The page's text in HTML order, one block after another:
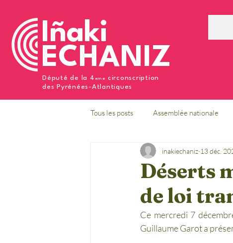
Iñaki
ECHANIZ
Député de la 4 eme
circonscription
des Pyrénées-Atlantiques
Tous les posts Assemblée nationale
Déserts
de loi
inakiechaniz 13 déc.
Ce mercredi 7
Guillaume Garot a